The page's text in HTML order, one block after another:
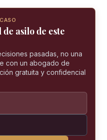
asilo de este
pasadas, no una
con un abogado de
gratuita y confidencial